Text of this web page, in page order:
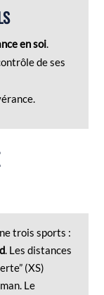
en soi.
de ses
trois sports :
. Les distances
(XS)
Le